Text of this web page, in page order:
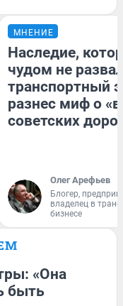
МНЕНИЕ
Наследие,
чудом не
транспортный
разнес миф о
советских
Олег Арефьев
Блогер,
владелец в
бизнесе
«Она
быть